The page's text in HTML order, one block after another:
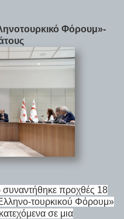
Φόρουμ»-
συναντήθηκε προχθές 18
τουρκικού Φόρουμ»
σε μια